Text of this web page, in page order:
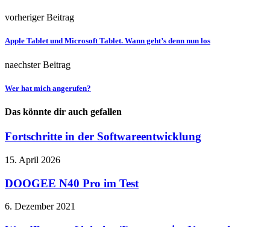
vorheriger Beitrag
Apple Tablet und Microsoft Tablet. Wann geht’s denn nun los
naechster Beitrag
Wer hat mich angerufen?
Das könnte dir auch gefallen
Fortschritte in der Softwareentwicklung
15. April 2026
DOOGEE N40 Pro im Test
6. Dezember 2021